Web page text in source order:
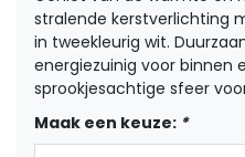
stralende kerstverlichting
in tweekleurig wit.
energiezuinig voor binnen
sprookjesachtige sfeer
Maak een keuze: *